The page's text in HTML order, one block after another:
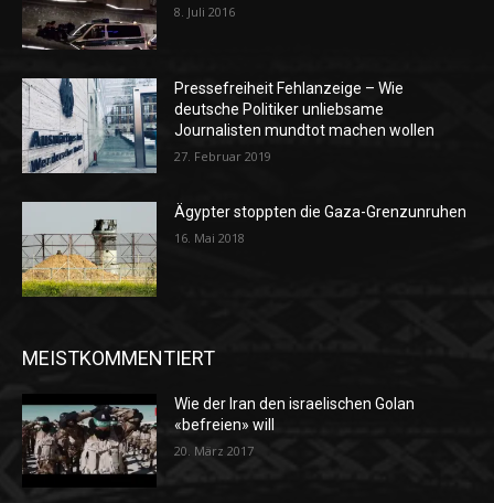
8. Juli 2016
Pressefreiheit Fehlanzeige – Wie
deutsche Politiker unliebsame
Journalisten mundtot machen wollen
27. Februar 2019
Ägypter stoppten die Gaza-Grenzunruhen
16. Mai 2018
MEISTKOMMENTIERT
Wie der Iran den israelischen Golan
«befreien» will
20. März 2017